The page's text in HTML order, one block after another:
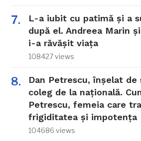
L-a iubit cu patimă și a
după el. Andreea Marin
i-a răvășit viața
108427 views
Dan Petrescu, înșelat de
coleg de la națională.
Petrescu, femeia care
frigiditatea și impotența
104686 views